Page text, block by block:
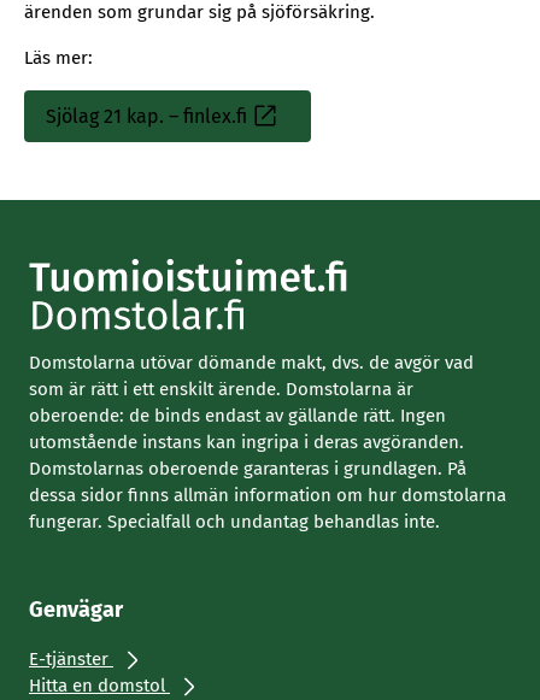
ärenden som grundar sig på sjöförsäkring.
Läs mer:
Sjölag 21 kap. – finlex.fi
Sisäinen
Domstolarna utövar dömande makt, dvs. de avgör vad
som är rätt i ett enskilt ärende. Domstolarna är
oberoende: de binds endast av gällande rätt. Ingen
utomstående instans kan ingripa i deras avgöranden.
Domstolarnas oberoende garanteras i grundlagen. På
dessa sidor finns allmän information om hur domstolarna
fungerar. Specialfall och undantag behandlas inte.
Genvägar
E-tjänster
Hitta en domstol